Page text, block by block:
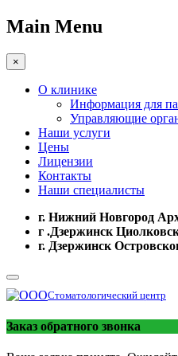
Main Menu
×
О клинике
Информация для
Управляющие
Наши услуги
Цены
Лицензии
Контакты
Наши специалисты
г. Нижний Новгород
г .Дзержинск
г. Дзержинск
Стоматологический центр
Заказ обратного звонка